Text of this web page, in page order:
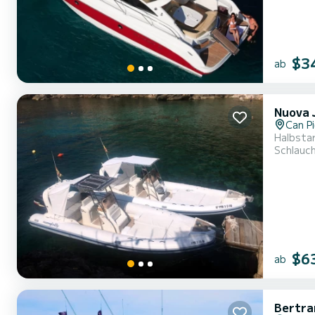
ab
Nuova
Can
ab